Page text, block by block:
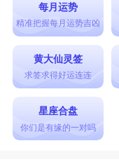
每月运势
精准把握每月运势吉凶
黄大仙灵签
求签求得好运连连
星座合盘
你们是有缘的一对吗